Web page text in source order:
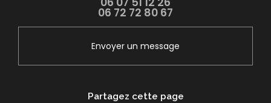
06 72 72 80 67
Envoyer un message
Partagez cette page